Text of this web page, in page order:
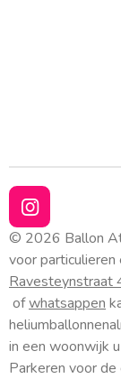
I
n
s
t
a
g
r
a
m
© 2026 Ballon
voor particulieren
Ravesteynstraat
ofwhatsappen
in een woonwijk
Parkeren voor